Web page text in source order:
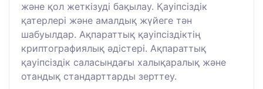
және қол жеткізуді бақылау. Қауіпсіздік
қатерлері және амалдық жүйеге тән
шабуылдар. Ақпараттық қауіпсіздіктің
криптографиялық әдістері. Ақпараттық
қауіпсіздік саласындағы халықаралық және
отандық стандарттарды зерттеу.